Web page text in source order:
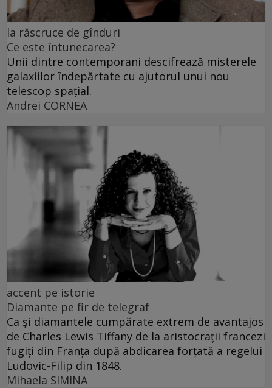
la răscruce de gînduri
Ce este întunecarea?
Unii dintre contemporani descifrează misterele
galaxiilor îndepărtate cu ajutorul unui nou
telescop spațial.
Andrei CORNEA
accent pe istorie
Diamante pe fir de telegraf
Ca și diamantele cumpărate extrem de avantajos
de Charles Lewis Tiffany de la aristocrații francezi
fugiți din Franța după abdicarea forțată a regelui
Ludovic-Filip din 1848.
Mihaela SIMINA